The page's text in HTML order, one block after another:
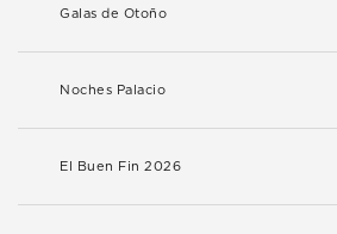
Galas de Otoño
Noches Palacio
El Buen Fin 2026